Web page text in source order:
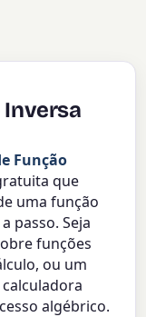
Inversa
Função
que
uma função
passo. Seja
funções
ou um
algébrico.